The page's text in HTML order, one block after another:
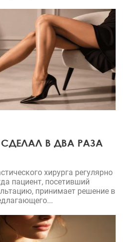
В ДВА РАЗА
хирурга регулярно
пациент, посетивший
принимает решение в